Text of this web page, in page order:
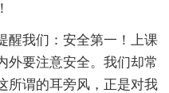
醒我们：安全第一！上课
外要注意安全。我们却常
所谓的耳旁风，正是对我